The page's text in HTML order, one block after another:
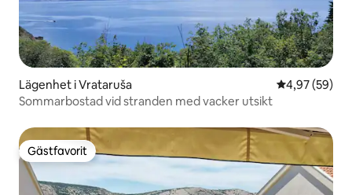
Lägenhet i Vrataruša 4,97 av 5 i
4,97 (59)
Sommarbostad vid stranden med vacker utsikt
Gästfavorit
Gästfavorit